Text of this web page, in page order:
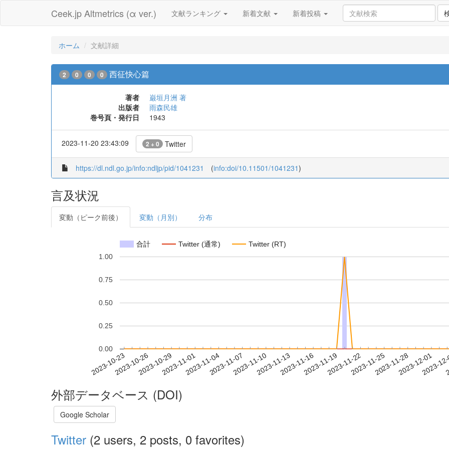
Ceek.jp Altmetrics (α ver.) 文献ランキング 新着文献 新着投稿
ホーム 文献詳細
2 0 0 0 西征快心篇
著者
巌垣月洲 著
出版者
雨森民雄
巻号頁・発行日
1943
2023-11-20 23:43:09 2 + 0 Twitter
https://dl.ndl.go.jp/info:ndljp/pid/1041231 (info:doi/10.11501/1041231)
言及状況
変動（ピーク前後） 変動（月別） 分布
合計 Twitter (通常) Twitter (RT)
2023-10-232023-10-262023-10-292023-11-012023-11-042023-11-072023-11-102023-11-132023-11-162023-11-192023-11-222023-11-252023-11-282023-12-01
2023-
0.00
0.25
0.50
0.75
1.00
外部データベース (DOI)
Google Scholar
Twitter (2 users, 2 posts, 0 favorites)